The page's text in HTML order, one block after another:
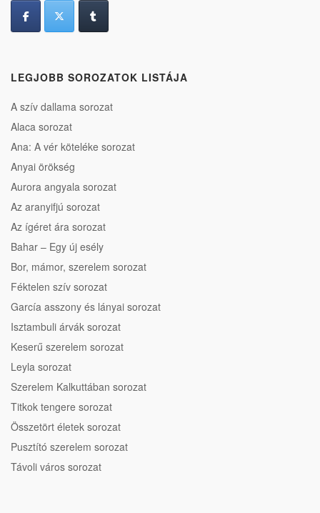
LEGJOBB SOROZATOK LISTÁJA
A szív dallama sorozat
Alaca sorozat
Ana: A vér köteléke sorozat
Anyai örökség
Aurora angyala sorozat
Az aranyifjú sorozat
Az ígéret ára sorozat
Bahar – Egy új esély
Bor, mámor, szerelem sorozat
Féktelen szív sorozat
García asszony és lányai sorozat
Isztambuli árvák sorozat
Keserű szerelem sorozat
Leyla sorozat
Szerelem Kalkuttában sorozat
Titkok tengere sorozat
Összetört életek sorozat
Pusztító szerelem sorozat
Távoli város sorozat